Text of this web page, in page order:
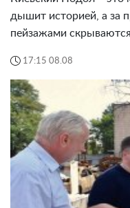
дышит историей, а за
пейзажами
17:15 08.08